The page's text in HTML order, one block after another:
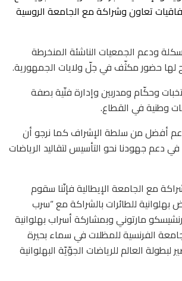
تعاون وشراكة مع الجامعة الروسية
ودعم الجمعيات الناشئة المنخرطة
لها حضور مكثّف في جلّ ولايات الجمهورية.
وحكّام ومدربين وإدارة فنّية بصفة
وطنية في القطاع.
أفضل من سلطة الإشراف كما نرجو أن
دعم جهودنا نحو التأسيس لتقاليد الرياضات
مع الجامعة الإيطالية فإنّنا سقوم
للطائرات بالشراكة مع “سرب
مارتوني وبمشاركة أسراب بهلوانية
الفرنسية للمظلات في سماء بحيرة
العالم للرياضات الجوّيّة البهلوانية